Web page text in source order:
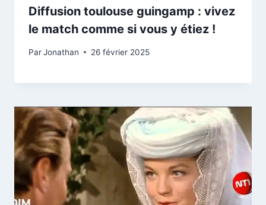
Diffusion toulouse guingamp : vivez
le match comme si vous y étiez !
ParJonathan 26 février 2025